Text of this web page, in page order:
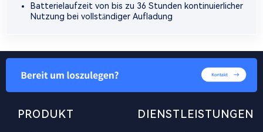
Batterielaufzeit von bis zu 36 Stunden kontinuierlicher
Nutzung bei vollständiger Aufladung
PRODUKT DIENSTLEISTUNGEN